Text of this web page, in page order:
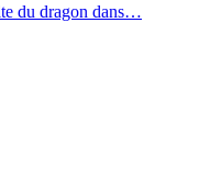
du dragon dans…